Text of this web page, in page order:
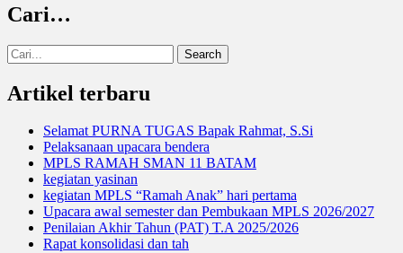
Cari…
Search
for:
Artikel terbaru
Selamat PURNA TUGAS Bapak Rahmat, S.Si
Pelaksanaan upacara bendera
MPLS RAMAH SMAN 11 BATAM
kegiatan yasinan
kegiatan MPLS “Ramah Anak” hari pertama
Upacara awal semester dan Pembukaan MPLS 2026/2027
Penilaian Akhir Tahun (PAT) T.A 2025/2026
Rapat konsolidasi dan tah